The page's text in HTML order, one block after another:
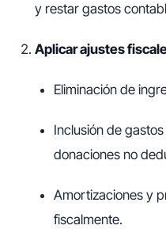
y restar gastos
Aplicar ajustes
Eliminación de
Inclusión de
donaciones no
Amortizaciones y
fiscalmente.